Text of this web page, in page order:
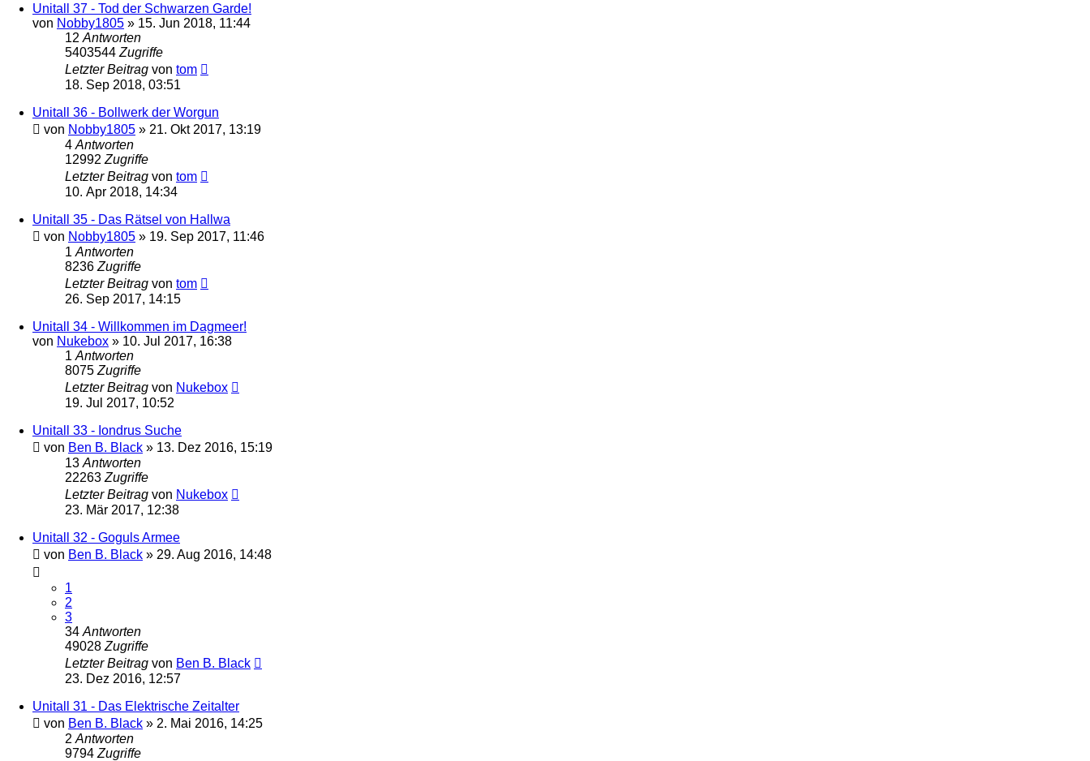
Unitall 37 - Tod der Schwarzen Garde!
von Nobby1805 » 15. Jun 2018, 11:44
12 Antworten
5403544 Zugriffe
Letzter Beitrag von tom
18. Sep 2018, 03:51
Unitall 36 - Bollwerk der Worgun
von Nobby1805 » 21. Okt 2017, 13:19
4 Antworten
12992 Zugriffe
Letzter Beitrag von tom
10. Apr 2018, 14:34
Unitall 35 - Das Rätsel von Hallwa
von Nobby1805 » 19. Sep 2017, 11:46
1 Antworten
8236 Zugriffe
Letzter Beitrag von tom
26. Sep 2017, 14:15
Unitall 34 - Willkommen im Dagmeer!
von Nukebox » 10. Jul 2017, 16:38
1 Antworten
8075 Zugriffe
Letzter Beitrag von Nukebox
19. Jul 2017, 10:52
Unitall 33 - Iondrus Suche
von Ben B. Black » 13. Dez 2016, 15:19
13 Antworten
22263 Zugriffe
Letzter Beitrag von Nukebox
23. Mär 2017, 12:38
Unitall 32 - Goguls Armee
von Ben B. Black » 29. Aug 2016, 14:48
1
2
3
34 Antworten
49028 Zugriffe
Letzter Beitrag von Ben B. Black
23. Dez 2016, 12:57
Unitall 31 - Das Elektrische Zeitalter
von Ben B. Black » 2. Mai 2016, 14:25
2 Antworten
9794 Zugriffe